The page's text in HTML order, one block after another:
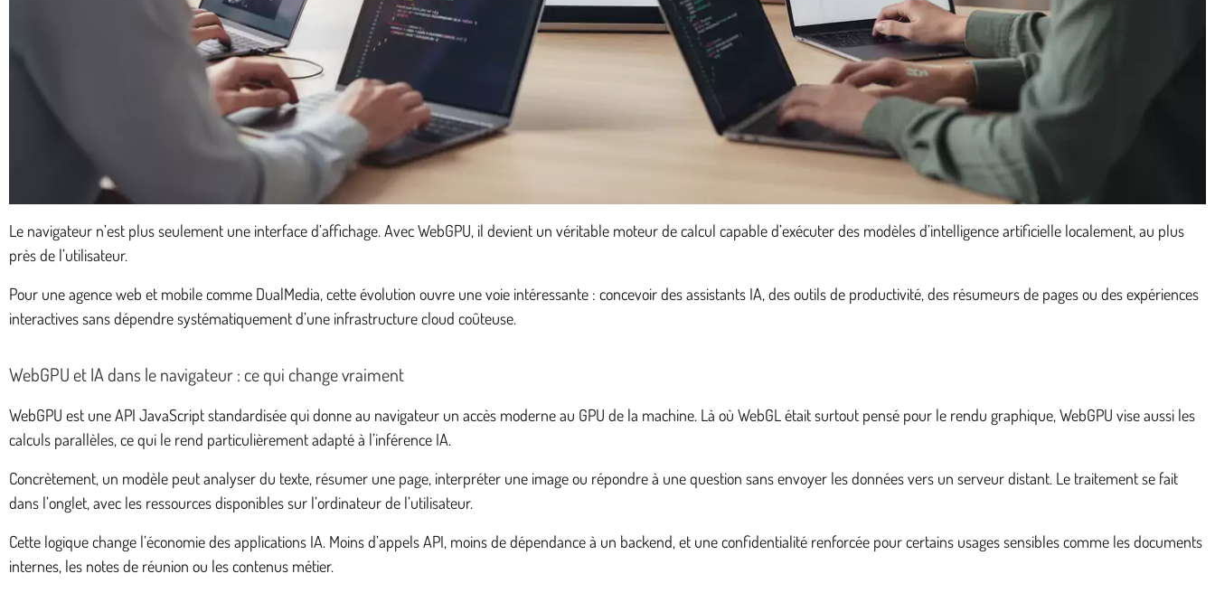
Le navigateur n’est plus seulement une interface d’affichage. Avec WebGPU, il devient un véritable moteur de calcul capable d’exécuter des modèles d’intelligence artificielle localement, au plus
près de l’utilisateur.
Pour une agence web et mobile comme DualMedia, cette évolution ouvre une voie intéressante : concevoir des assistants IA, des outils de productivité, des résumeurs de pages ou des expériences
interactives sans dépendre systématiquement d’une infrastructure cloud coûteuse.
WebGPU et IA dans le navigateur : ce qui change vraiment
WebGPU est une API JavaScript standardisée qui donne au navigateur un accès moderne au GPU de la machine. Là où WebGL était surtout pensé pour le rendu graphique, WebGPU vise aussi les
calculs parallèles, ce qui le rend particulièrement adapté à l’inférence IA.
Concrètement, un modèle peut analyser du texte, résumer une page, interpréter une image ou répondre à une question sans envoyer les données vers un serveur distant. Le traitement se fait
dans l’onglet, avec les ressources disponibles sur l’ordinateur de l’utilisateur.
Cette logique change l’économie des applications IA. Moins d’appels API, moins de dépendance à un backend, et une confidentialité renforcée pour certains usages sensibles comme les documents
internes, les notes de réunion ou les contenus métier.